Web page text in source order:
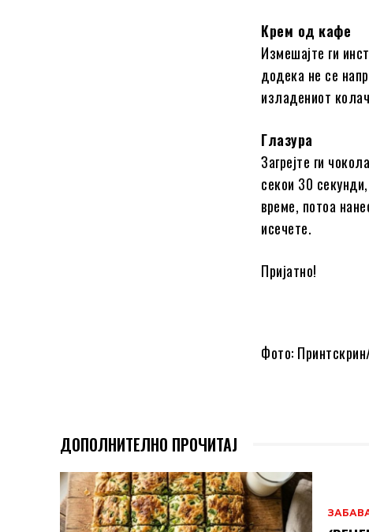
Крем од кафе
Измешајте ги
додека не се
изладениот
Глазура
Загрејте ги
секои 30
време, потоа
исечете.
Пријатно!
Фото:
ДОПОЛНИТЕЛНО ПРОЧИТАЈ